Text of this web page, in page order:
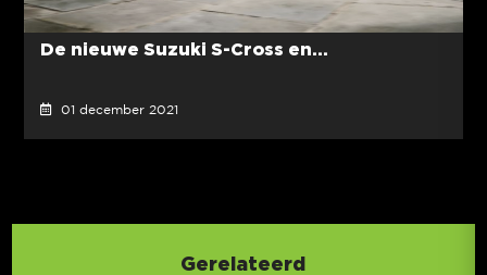
De nieuwe Suzuki S-Cross en...
01 december 2021
Gerelateerd